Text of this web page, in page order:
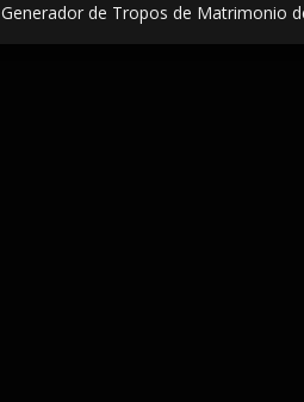
Generador de Tropos de Matrimonio